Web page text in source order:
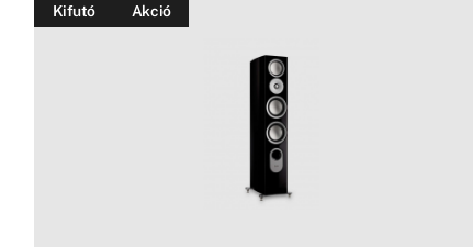
Kifutó Akció